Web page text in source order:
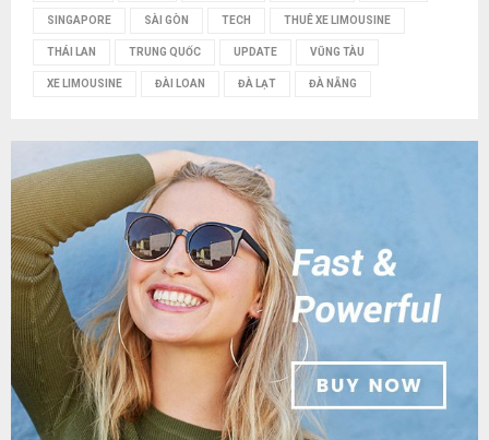
SINGAPORE SÀI GÒN TECH THUÊ XE LIMOUSINE
THÁI LAN TRUNG QUỐC UPDATE VŨNG TÀU
XE LIMOUSINE ĐÀI LOAN ĐÀ LẠT ĐÀ NẴNG